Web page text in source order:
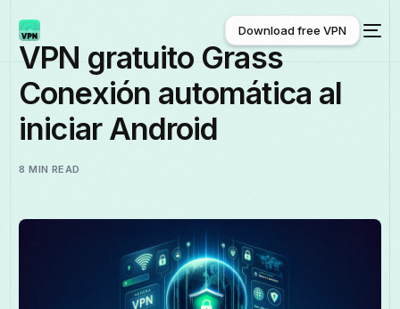
Download free VPN
Download free VPN
VPN gratuito Grass
Conexión automática al
iniciar Android
8 MIN READ